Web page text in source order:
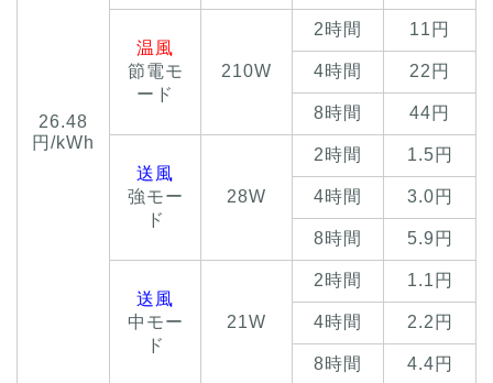
26.48
円/kWh
温風
節電モ
ード
210W
2時間 11円
4時間 22円
8時間 44円
送風
強モー
ド
28W
2時間 1.5円
4時間 3.0円
8時間 5.9円
送風
中モー
ド
21W
2時間 1.1円
4時間 2.2円
8時間 4.4円